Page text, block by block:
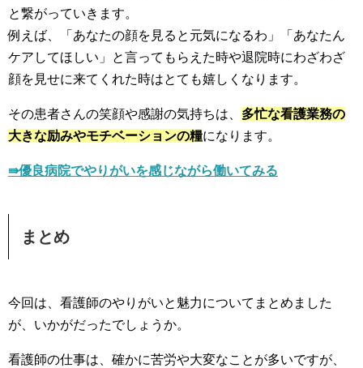
と繋がっていきます。
例えば、「あなたの顔を見ると元気になるわ」「あなたん
ケアしてほしい」と言ってもらえた時や退院時にわざわざ
顔を見せに来てくれた時はとても嬉しくなります。
その患者さんの笑顔や感謝の気持ちは、 多忙な看護業務の
大きな励みやモチベーションの糧になります。
⇛優良病院でやりがいを感じながら働いてみる
まとめ
今回は、看護師のやりがいと魅力についてまとめました
が、いかがだったでしょうか。
看護師の仕事は、確かに苦労や大変なことが多いですが、